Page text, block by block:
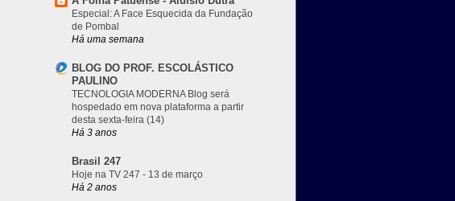
Especial: A Face Esquecida da Fundação
de Pombal
Há uma semana
BLOG DO PROF. ESCOLÁSTICO
PAULINO
TECNOLOGIA MODERNA Blog será
hospedado em nova plataforma a partir
desta sexta-feira (14)
Há 3 anos
Brasil 247
Hoje na TV 247 - 13 de março
Há 2 anos